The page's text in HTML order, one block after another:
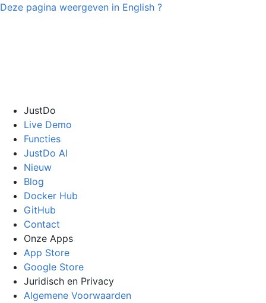
Deze pagina weergeven in English ?
JustDo
Live Demo
Functies
JustDo AI
Nieuw
Blog
Docker Hub
GitHub
Contact
Onze Apps
App Store
Google Store
Juridisch en Privacy
Algemene Voorwaarden